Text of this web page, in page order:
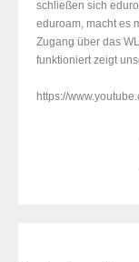
schließen sich
eduroam, macht es
Zugang über das
funktioniert zeigt
https://